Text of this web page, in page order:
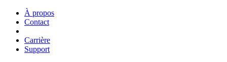
À propos
Contact
Carrière
Support